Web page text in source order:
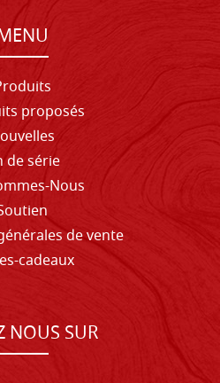
proposés
de série
Nous
de vente
cadeaux
NOUS SUR